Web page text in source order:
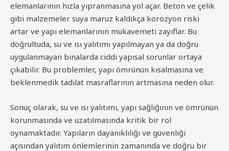
elemanlarının hızla yıpranmasına yol açar. Beton ve çelik
gibi malzemeler suya maruz kaldıkça korozyon riski
artar ve yapı elemanlarının mukavemeti zayıflar. Bu
doğrultuda, su ve ısı yalıtımı yapılmayan ya da doğru
uygulanmayan binalarda ciddi yapısal sorunlar ortaya
çıkabilir. Bu problemler, yapı ömrünün kısalmasına ve
beklenmedik tadilat masraflarının artmasına neden olur.
Sonuç olarak, su ve ısı yalıtımı, yapı sağlığının ve ömrünün
korunmasında ve uzatılmasında kritik bir rol
oynamaktadır. Yapıların dayanıklılığı ve güvenliği
açısından yalıtım önlemlerinin zamanında ve doğru bir